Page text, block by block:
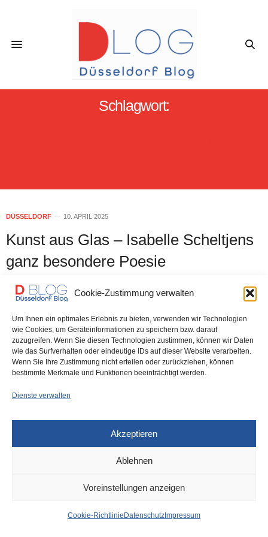
Cookie-Zustimmung verwalten
Um Ihnen ein optimales Erlebnis zu bieten, verwenden wir Technologien
wie Cookies, um Geräteinformationen zu speichern bzw. darauf
zuzugreifen. Wenn Sie diesen Technologien zustimmen, können wir Daten
wie das Surfverhalten oder eindeutige IDs auf dieser Website verarbeiten.
Wenn Sie Ihre Zustimmung nicht erteilen oder zurückziehen, können
bestimmte Merkmale und Funktionen beeinträchtigt werden.
Dienste verwalten
Akzeptieren
Ablehnen
Voreinstellungen anzeigen
Cookie-Richtlinie Datenschutz Impressum
Schlagwort:
DÜSSELDORF 10. APRIL 2025
Kunst aus Glas – Isabelle Scheltjens
ganz besondere Poesie
Aus 40.000 Steinen aus dem 19 Jahrhundert komponiert: „High
Cool“ Ich bin auf eine wunderbare…
0 SHARES
IMPRESSUM